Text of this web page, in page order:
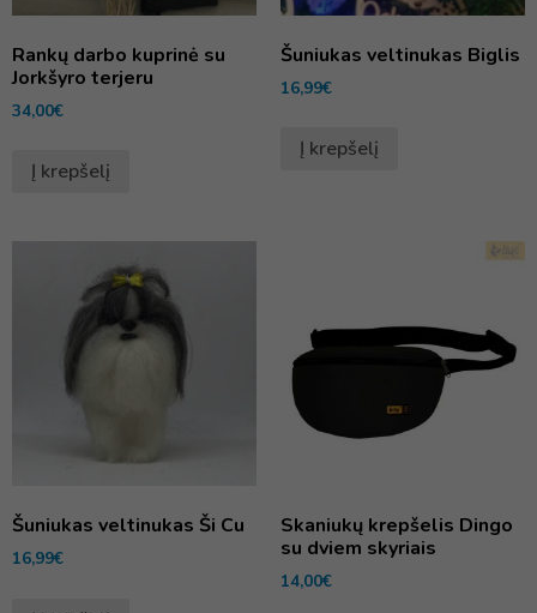
Rankų darbo kuprinė su
Jorkšyro terjeru
34,00€
Į krepšelį
Šuniukas veltinukas Biglis
16,99€
Į krepšelį
Šuniukas veltinukas Ši Cu
16,99€
Skaniukų krepšelis Dingo
su dviem skyriais
14,00€